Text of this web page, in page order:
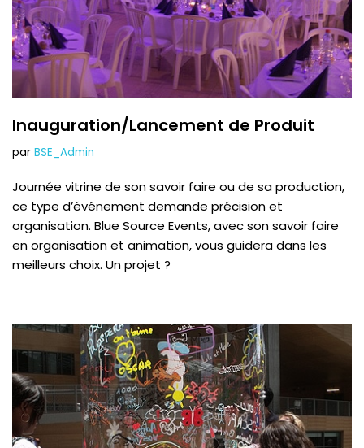
Inauguration/Lancement de Produit
par BSE_Admin
Journée vitrine de son savoir faire ou de sa production,
ce type d’événement demande précision et
organisation. Blue Source Events, avec son savoir faire
en organisation et animation, vous guidera dans les
meilleurs choix. Un projet ?